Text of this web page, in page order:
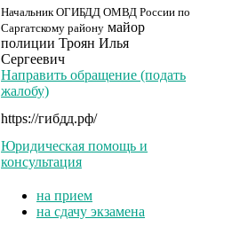
Начальник ОГИБДД ОМВД России по
Саргатскому району майор
полиции Троян Илья
Сергеевич
Направить обращение (подать
жалобу)
https://гибдд.рф/
Юридическая помощь и
консультация
на прием
на сдачу экзамена